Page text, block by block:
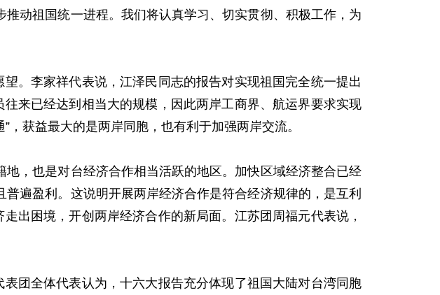
动祖国统一进程。我们将认真学习、切实贯彻、积极工作，为
。李家祥代表说，江泽民同志的报告对实现祖国完全统一提出
来已经达到相当大的规模，因此两岸工商界、航运界要求实现
，获益最大的是两岸同胞，也有利于加强两岸交流。
，也是对台经济合作相当活跃的地区。加快区域经济整合已经
遍盈利。这说明开展两岸经济合作是符合经济规律的，是互利
出困境，开创两岸经济合作的新局面。江苏团周福元代表说，
团全体代表认为，十六大报告充分体现了祖国大陆对台湾同胞